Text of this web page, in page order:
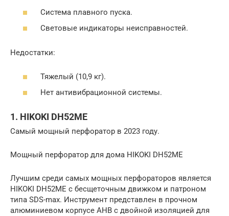
Система плавного пуска.
Световые индикаторы неисправностей.
Недостатки:
Тяжелый (10,9 кг).
Нет антивибрационной системы.
1. HIKOKI DH52ME
Самый мощный перфоратор в 2023 году.
Мощный перфоратор для дома HIKOKI DH52ME
Лучшим среди самых мощных перфораторов является
HIKOKI DH52ME с бесщеточным движком и патроном
типа SDS-max. Инструмент представлен в прочном
алюминиевом корпусе AHB с двойной изоляцией для